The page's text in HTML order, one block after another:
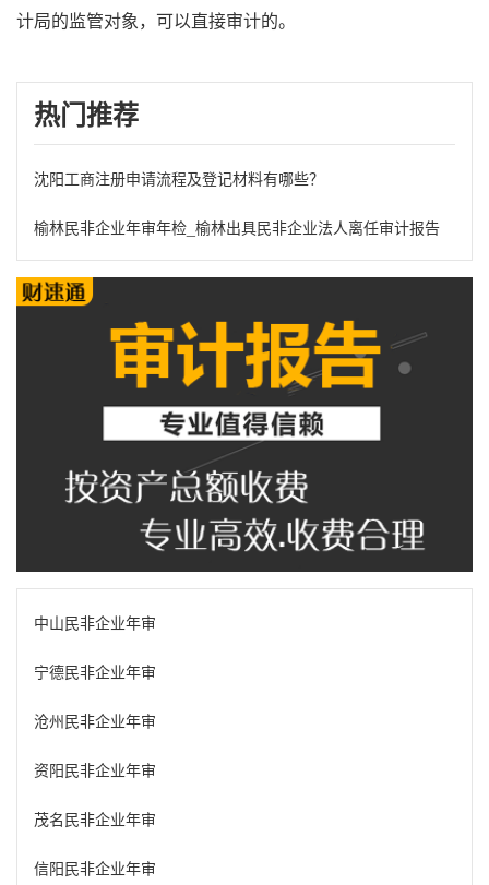
计局的监管对象，可以直接审计的。
热门推荐
沈阳工商注册申请流程及登记材料有哪些？
榆林民非企业年审年检_榆林出具民非企业法人离任审计报告
中山民非企业年审
宁德民非企业年审
沧州民非企业年审
资阳民非企业年审
茂名民非企业年审
信阳民非企业年审